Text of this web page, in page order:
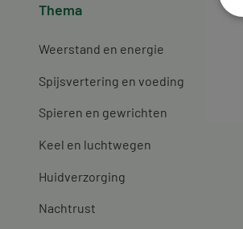
Thema
Weerstand en energie
Spijsvertering en voeding
Spieren en gewrichten
Keel en luchtwegen
Huidverzorging
Nachtrust